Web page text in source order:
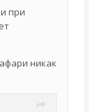
при
никак